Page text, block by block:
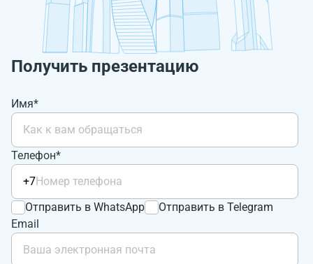
Получить презентацию
Имя*
Телефон*
+7
Отправить в WhatsApp
Отправить в Telegram
Email